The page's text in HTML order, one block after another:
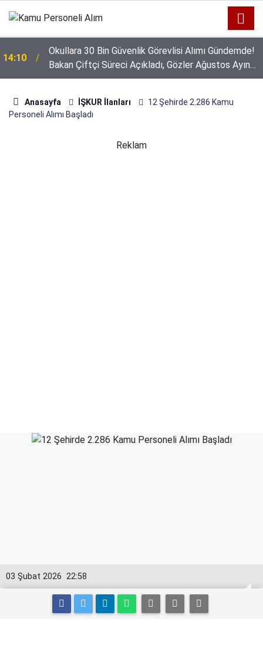
14:10
Okullara 30 Bin Güvenlik Görevlisi Alımı Gündemde!
Bakan Çiftçi Süreci Açıkladı, Gözler Ağustos Ayına
Çevrildi
Anasayfa İŞKUR İlanları
12 Şehirde 2.286 Kamu
Personeli Alımı Başladı
Reklam
22:58
03 Şubat 2026